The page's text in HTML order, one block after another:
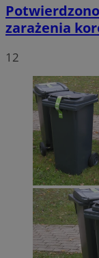
zarażenia
12